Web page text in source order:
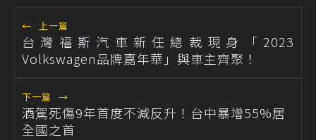
← 上一篇
台灣福斯汽車新任總裁現身「2023
Volkswagen品牌嘉年華」與車主齊聚！
下一篇 →
酒駕死傷9年首度不減反升！台中暴增55%居
全國之首